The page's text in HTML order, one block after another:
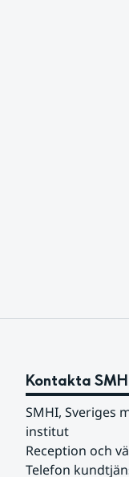
Kontakta
SMHI, Sveriges
institut
Reception och
Telefon